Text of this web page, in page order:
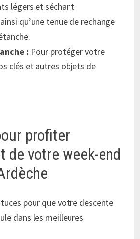
légers et séchant
qu’une tenue de rechange
: Pour protéger votre
clés et autres objets de
profiter
de votre week-end
pour que votre descente
dans les meilleures